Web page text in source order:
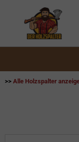
>> Alle Holzspalter